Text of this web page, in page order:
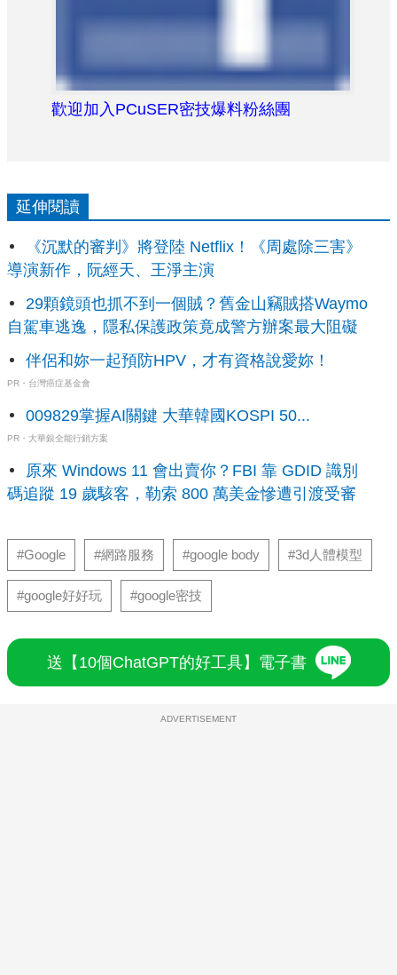
歡迎加入PCuSER密技爆料粉絲團
延伸閱讀
《沉默的審判》將登陸 Netflix！《周處除三害》
導演新作，阮經天、王淨主演
29顆鏡頭也抓不到一個賊？舊金山竊賊搭Waymo
自駕車逃逸，隱私保護政策竟成警方辦案最大阻礙
伴侶和妳一起預防HPV，才有資格說愛妳！
PR・台灣癌症基金會
009829掌握AI關鍵 大華韓國KOSPI 50...
PR・大華銀全能行銷方案
原來 Windows 11 會出賣你？FBI 靠 GDID 識別
碼追蹤 19 歲駭客，勒索 800 萬美金慘遭引渡受審
#Google #網路服務 #google body #3d人體模型
#google好好玩 #google密技
送【10個ChatGPT的好工具】電子書
ADVERTISEMENT